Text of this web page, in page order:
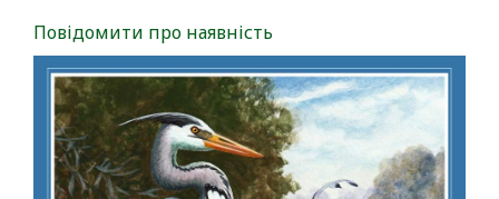
Повідомити про наявність